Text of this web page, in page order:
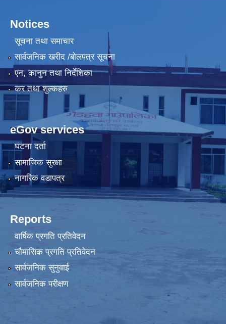
Notices
सूचना तथा समाचार
सार्वजनिक खरीद /बोलपत्र सूचना
एन, कानुन तथा निर्देशिका
कर तथा शुल्कहरु
eGov services
घटना दर्ता
सामाजिक सुरक्षा
नागरिक वडापत्र
Reports
वार्षिक प्रगति प्रतिवेदन
चौमासिक प्रगति प्रतिवेदन
सार्वजनिक सुनुवाई
सार्वजनिक परीक्षण